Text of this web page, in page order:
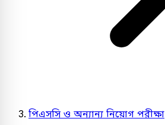
পিএসসি ও অন্যান্য নিয়োগ পরীক্ষা